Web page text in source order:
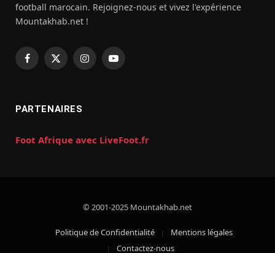
football marocain. Rejoignez-nous et vivez l'expérience
Mountakhab.net !
Facebook
X
InstagramYouTube
PARTENAIRES
Foot Afrique avec LiveFoot.fr
© 2001-2025 Mountakhab.net
Politique de Confidentialité
Mentions légales
Contactez-nous